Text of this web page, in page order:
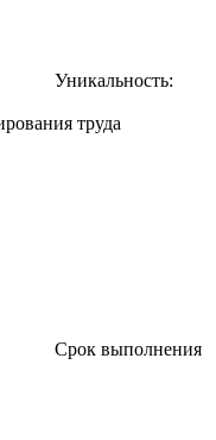
Уникальность:
труда
Срок выполнения